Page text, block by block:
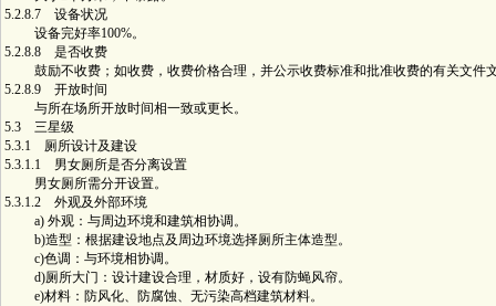
5.2.8.7 设备状况
设备完好率100%。
5.2.8.8 是否收费
鼓励不收费；如收费，收费价格合理，并公示收费标准和批准收费的有关文件
5.2.8.9 开放时间
与所在场所开放时间相一致或更长。
5.3 三星级
5.3.1 厕所设计及建设
5.3.1.1 男女厕所是否分离设置
男女厕所需分开设置。
5.3.1.2 外观及外部环境
a) 外观：与周边环境和建筑相协调。
b)造型：根据建设地点及周边环境选择厕所主体造型。
c)色调：与环境相协调。
d)厕所大门：设计建设合理，材质好，设有防蝇风帘。
e)材料：防风化、防腐蚀、无污染高档建筑材料。